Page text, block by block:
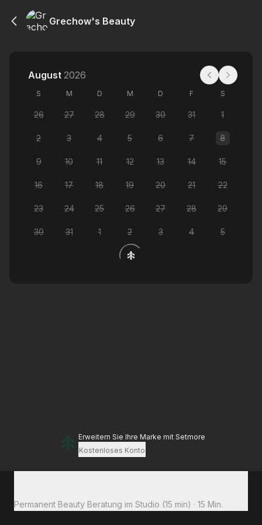
Grechow's Beauty
August 2026
S M D M D F S
26 27 28 29 30 31 1
2 3 4 5 6 7 8
9 10 11 12 13 14 15
16 17 18 19 20 21 22
23 24 25 26 27 28 29
30 31 1 2 3 4 5
Erweitern Sie Ihre Marke mit Setmore
Kostenloses Konto
Permanent Beauty Beratung im Studio (15 min) · 15 Min.